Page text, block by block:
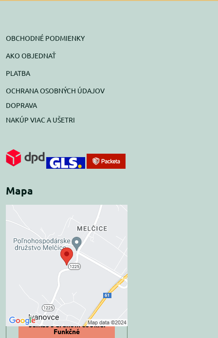
OBCHODNÉ PODMIENKY
AKO OBJEDNAŤ
PLATBA
OCHRANA OSOBNÝCH ÚDAJOV
DOPRAVA
NAKÚP VIAC A UŠETRI
Mapa
Externý obsah je
blokovaný Voľbami
súkromia
Prajete si načítať externý obsah?
Povoliť tentokrát
Povoliť a zapamätať -
súhlas s druhom cookie:
Funkčné